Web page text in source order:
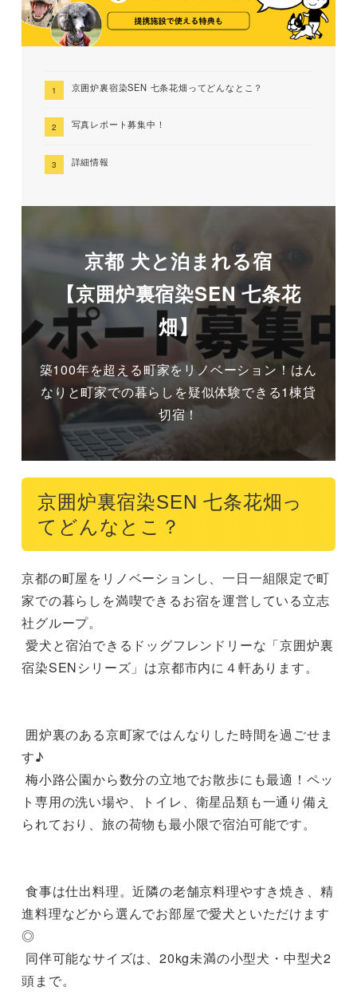
京囲炉裏宿染SEN 七条花畑ってどんなとこ？
写真レポート募集中！
詳細情報
京都 犬と泊まれる宿
【京囲炉裏宿染SEN 七条花
畑】
築100年を超える町家をリノベーション！はん
なりと町家での暮らしを疑似体験できる1棟貸
切宿！
京囲炉裏宿染SEN 七条花畑っ
てどんなとこ？
京都の町屋をリノベーションし、一日一組限定で町
家での暮らしを満喫できるお宿を運営している立志
社グループ。
宿染SENシリーズ」は京都市内に４軒あります。
す♪
ト専用の洗い場や、トイレ、衛星品類も一通り備え
られており、旅の荷物も最小限で宿泊可能です。
進料理などから選んでお部屋で愛犬といただけます
◎
頭まで。